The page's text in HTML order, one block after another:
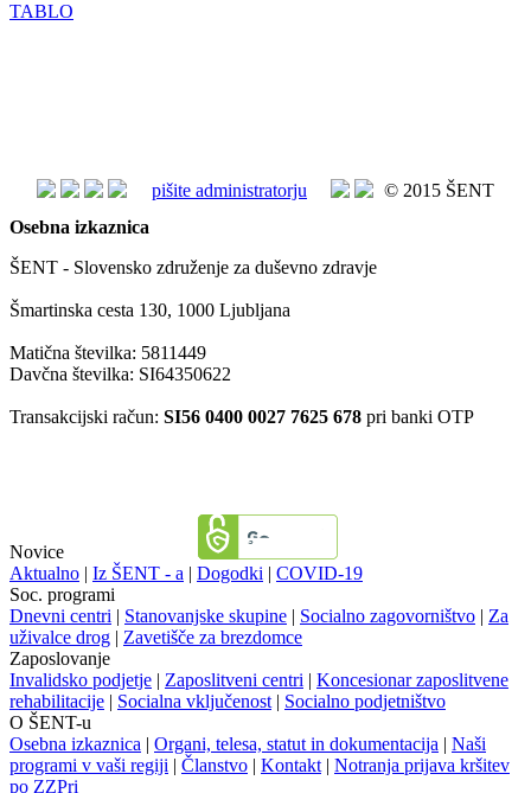
TABLO
pišite administratorju
© 2015 ŠENT
Osebna izkaznica
ŠENT - Slovensko združenje za duševno zdravje
Šmartinska cesta 130, 1000 Ljubljana
Matična številka: 5811449
Davčna številka: SI64350622
Transakcijski račun: SI56 0400 0027 7625 678 pri banki OTP
Novice
Aktualno | Iz ŠENT - a | Dogodki | COVID-19
Soc. programi
Dnevni centri | Stanovanjske skupine | Socialno zagovorništvo | Za
uživalce drog | Zavetišče za brezdomce
Zaposlovanje
Invalidsko podjetje | Zaposlitveni centri | Koncesionar zaposlitvene
rehabilitacije | Socialna vključenost | Socialno podjetništvo
O ŠENT-u
Osebna izkaznica | Organi, telesa, statut in dokumentacija | Naši
programi v vaši regiji | Članstvo | Kontakt | Notranja prijava kršitev
po ZZPri